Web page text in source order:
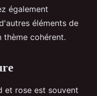
également
éléments de
cohérent.
et rose est souvent